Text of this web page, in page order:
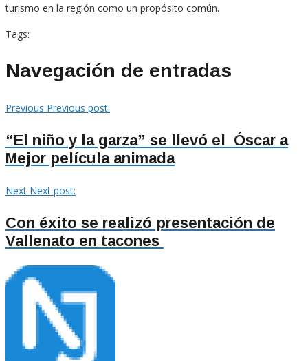
turismo en la región como un propósito común.
Tags:
Navegación de entradas
Previous Previous post:
“El niño y la garza” se llevó el Óscar a
Mejor película animada
Next Next post:
Con éxito se realizó presentación de
Vallenato en tacones